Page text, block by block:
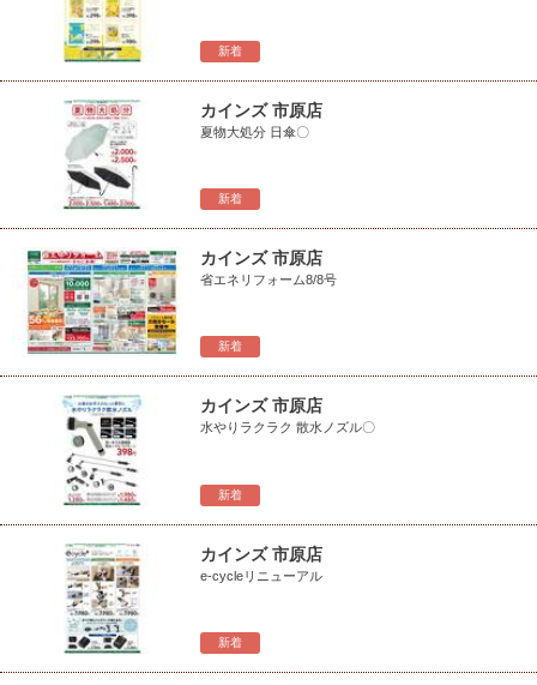
新着
新着
カインズ 市原店
夏物大処分 日傘〇
新着
カインズ 市原店
省エネリフォーム8/8号
新着
カインズ 市原店
水やりラクラク 散水ノズル〇
新着
カインズ 市原店
e-cycleリニューアル